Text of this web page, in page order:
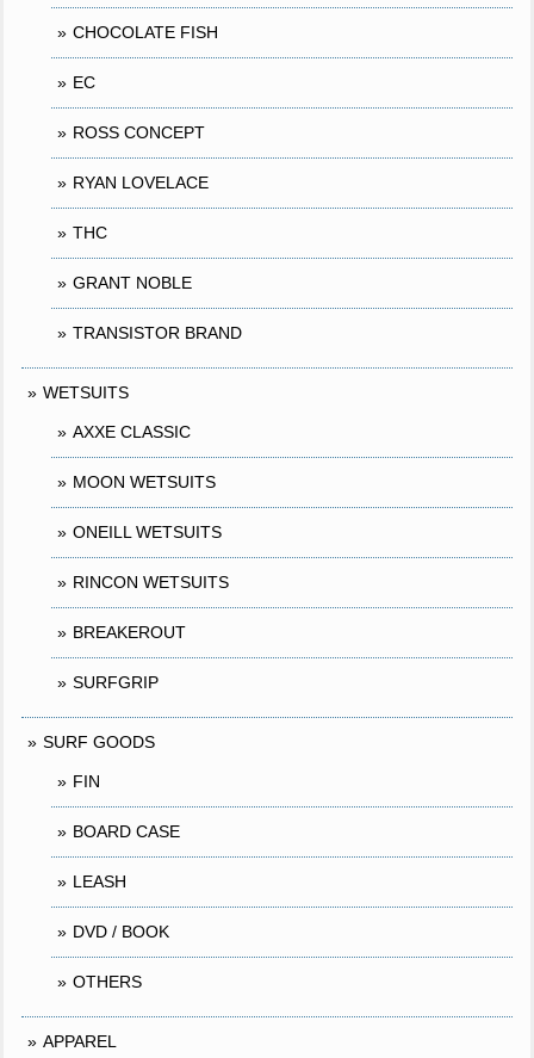
CHOCOLATE FISH
EC
ROSS CONCEPT
RYAN LOVELACE
THC
GRANT NOBLE
TRANSISTOR BRAND
WETSUITS
AXXE CLASSIC
MOON WETSUITS
ONEILL WETSUITS
RINCON WETSUITS
BREAKEROUT
SURFGRIP
SURF GOODS
FIN
BOARD CASE
LEASH
DVD / BOOK
OTHERS
APPAREL